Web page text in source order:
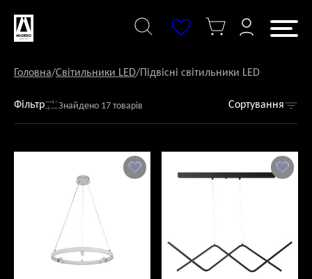
змісту
Головна/Світильники LED/ Підвісні світильники LED
Фільтр Знайдено 17 товарів Сортування